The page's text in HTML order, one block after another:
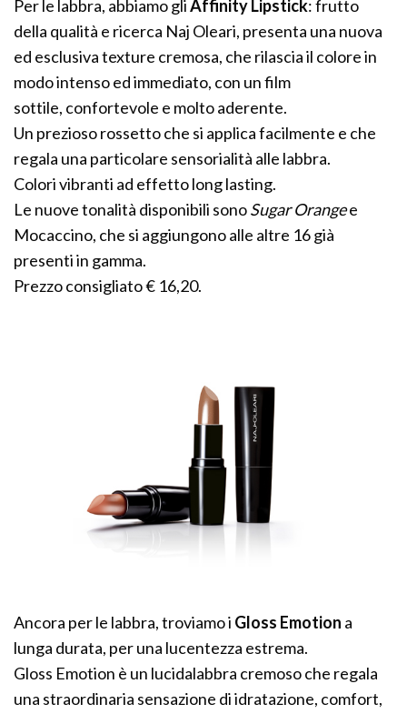
Per le labbra, abbiamo gliAffinity Lipstick: frutto
della qualità e ricerca Naj Oleari, presenta una nuova
ed esclusiva texture cremosa, che rilascia il colore in
modo intenso ed immediato, con un film
sottile, confortevole e molto aderente.
Un prezioso rossetto che si applica facilmente e che
regala una particolare sensorialità alle labbra.
Colori vibranti ad effetto long lasting.
Le nuove tonalità disponibili sonoSugar Orangee
Mocaccino, che si aggiungono alle altre 16 già
presenti in gamma.
Prezzo consigliato € 16,20.
Ancora per le labbra, troviamo i Gloss Emotion a
lunga durata, per una lucentezza estrema.
Gloss Emotion è un lucidalabbra cremoso che regala
una straordinaria sensazione di idratazione, comfort,